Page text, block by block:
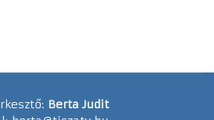
Berta Judit